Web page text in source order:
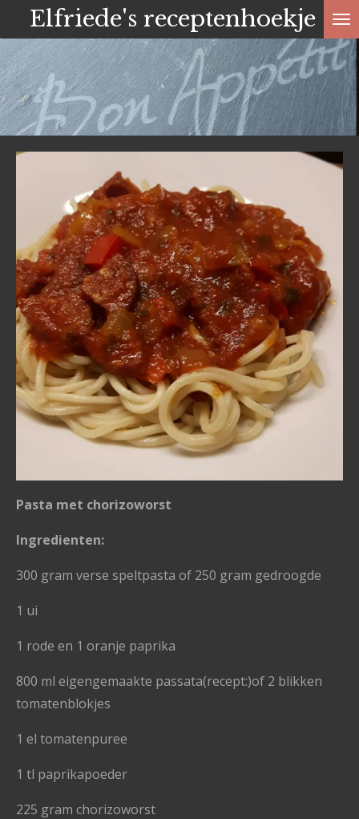
direct
naar
de
hoofdinhoud
Elfriede's receptenhoekje
Pasta met chorizoworst
Ingredienten:
300 gram verse speltpasta of 250 gram gedroogde
1 ui
1 rode en 1 oranje paprika
800 ml eigengemaakte passata(recept:)of 2 blikken
tomatenblokjes
1 el tomatenpuree
1 tl paprikapoeder
225 gram chorizoworst